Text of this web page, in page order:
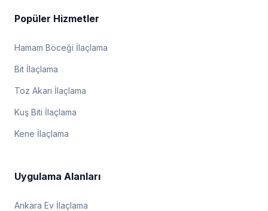
Popüler Hizmetler
Hamam Böceği İlaçlama
Bit İlaçlama
Toz Akarı İlaçlama
Kuş Biti İlaçlama
Kene İlaçlama
Uygulama Alanları
Ankara Ev İlaçlama